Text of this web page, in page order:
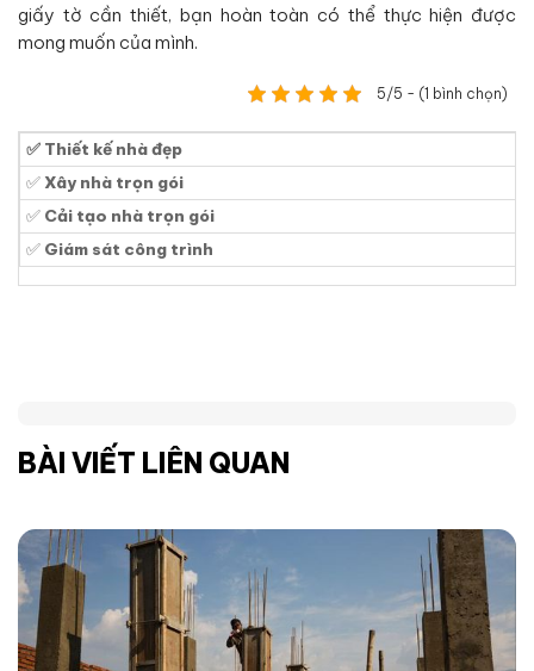
giấy tờ cần thiết, bạn hoàn toàn có thể thực hiện được
mong muốn của mình.
5/5 - (1 bình chọn)
✅ Thiết kế nhà đẹp
✅ Xây nhà trọn gói
✅ Cải tạo nhà trọn gói
✅ Giám sát công trình
BÀI VIẾT LIÊN QUAN